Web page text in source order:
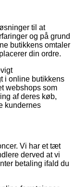
til at
og på grund
butikkens omtaler
din ordre.
i online butikkens
webshops som
af deres køb,
kundernes
Vi har et tæt
derved at vi
betaling ifald du